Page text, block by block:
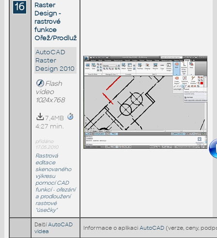
16
Raster
Design -
rastrové
funkce
Ořež/Prodluž
AutoCAD
Raster
Design 2010
Flash
video
1024x768
7,4MB
4:27 min.
přidáno
17.05.2010
Rastrová
editace
skenovaného
výkresu
pomocí CAD
funkcí - ořezání
a prodloužení
rastrové
"úsečky"
Další AutoCAD
videa
Informace o aplikaci AutoCAD(verze, ceny,